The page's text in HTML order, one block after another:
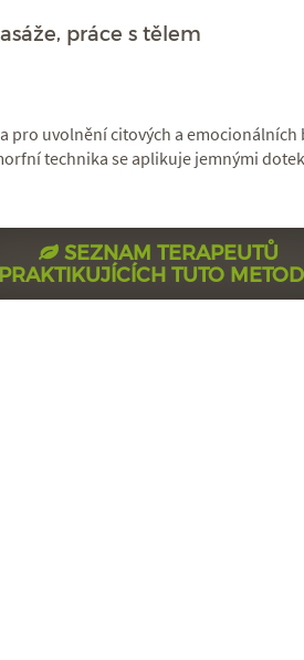
práce s tělem
pro uvolnění citových a
technika se aplikuje jemnými
SEZNAM TERAPEUTŮ
PRAKTIKUJÍCÍCH TUTO